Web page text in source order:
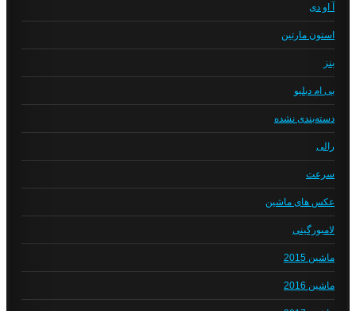
آ او دی
استون مارتین
بنز
بی ام دبلیو
دسته‌بندی نشده
رالی
سرعت
عکس های ماشین
لامبورگینی
ماشین 2015
ماشین 2016